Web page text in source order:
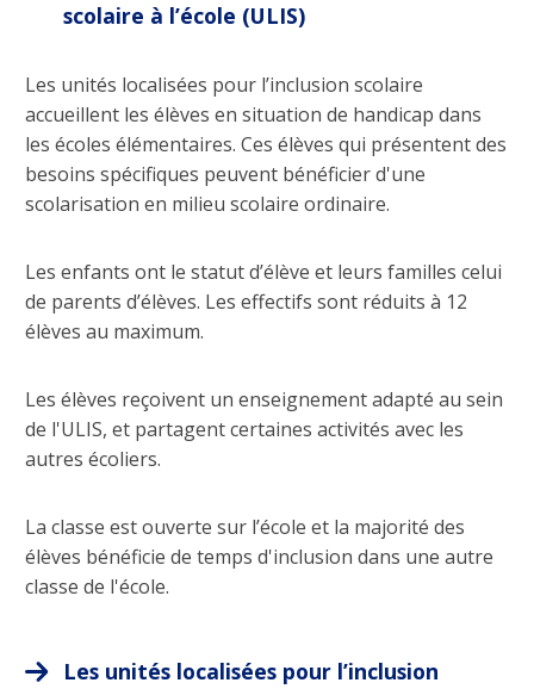
scolaire à l’école (ULIS)
Les unités localisées pour l’inclusion scolaire
accueillent les élèves en situation de handicap dans
les écoles élémentaires. Ces élèves qui présentent des
besoins spécifiques peuvent bénéficier d'une
scolarisation en milieu scolaire ordinaire.
Les enfants ont le statut d’élève et leurs familles celui
de parents d’élèves. Les effectifs sont réduits à 12
élèves au maximum.
Les élèves reçoivent un enseignement adapté au sein
de l'ULIS, et partagent certaines activités avec les
autres écoliers.
La classe est ouverte sur l’école et la majorité des
élèves bénéficie de temps d'inclusion dans une autre
classe de l'école.
Les unités localisées pour l’inclusion